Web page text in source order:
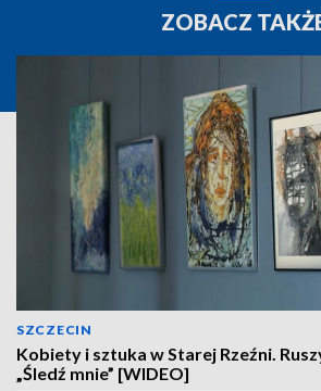
ZOBACZ
SZCZECIN
Kobiety i sztuka w Starej Rzeźni.
„Śledź mnie” [WIDEO]